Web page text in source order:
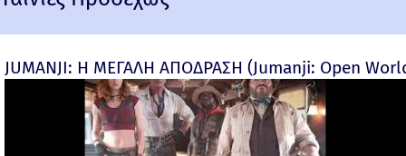
JUMANJI: Η ΜΕΓΑΛΗ ΑΠΟΔΡΑΣΗ (Jumanji: Open